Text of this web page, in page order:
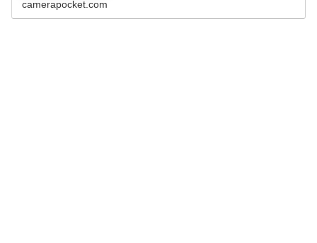
camerapocket.com